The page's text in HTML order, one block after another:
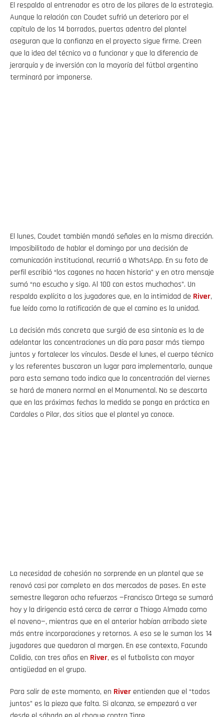
El respaldo al entrenador es otro de los pilares de la estrategia.
Aunque la relación con Coudet sufrió un deterioro por el
capítulo de los 14 borrados, puertas adentro del plantel
aseguran que la confianza en el proyecto sigue firme. Creen
que la idea del técnico va a funcionar y que la diferencia de
jerarquía y de inversión con la mayoría del fútbol argentino
terminará por imponerse.
El lunes, Coudet también mandó señales en la misma dirección.
Imposibilitado de hablar el domingo por una decisión de
comunicación institucional, recurrió a WhatsApp. En su foto de
perfil escribió “los cagones no hacen historia” y en otro mensaje
sumó “no escucho y sigo. Al 100 con estos muchachos”. Un
respaldo explícito a los jugadores que, en la intimidad de River,
fue leído como la ratificación de que el camino es la unidad.
La decisión más concreta que surgió de esa sintonía es la de
adelantar las concentraciones un día para pasar más tiempo
juntos y fortalecer los vínculos. Desde el lunes, el cuerpo técnico
y los referentes buscaron un lugar para implementarlo, aunque
para esta semana todo indica que la concentración del viernes
se hará de manera normal en el Monumental. No se descarta
que en las próximas fechas la medida se ponga en práctica en
Cardales o Pilar, dos sitios que el plantel ya conoce.
La necesidad de cohesión no sorprende en un plantel que se
renovó casi por completo en dos mercados de pases. En este
semestre llegaron ocho refuerzos —Francisco Ortega se sumará
hoy y la dirigencia está cerca de cerrar a Thiago Almada como
el noveno—, mientras que en el anterior habían arribado siete
más entre incorporaciones y retornos. A eso se le suman los 14
jugadores que quedaron al margen. En ese contexto, Facundo
Colidio, con tres años en River, es el futbolista con mayor
antigüedad en el grupo.
Para salir de este momento, en River entienden que el “todos
juntos” es la pieza que falta. Si alcanza, se empezará a ver